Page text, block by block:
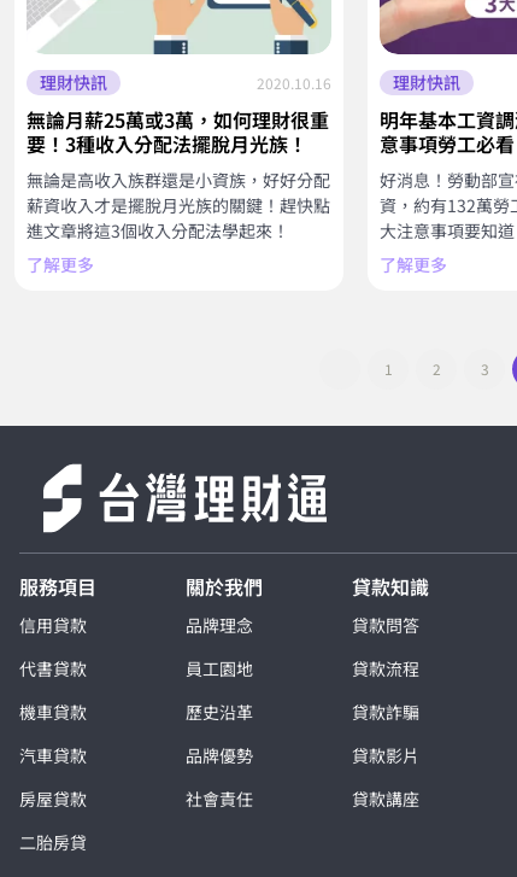
理財快訊 2020.10.16
無論月薪25萬或3萬，如何理財很重
要！3種收入分配法擺脫月光族！
無論是高收入族群還是小資族，好好分配
薪資收入才是擺脫月光族的關鍵！趕快點
進文章將這3個收入分配法學起來！
了解更多
理財快訊
明年基本工資
意事項勞工必看
好消息！勞動部
資，約有132萬勞
大注意事項要知道
了解更多
1 2 3
服務項目
信用貸款
代書貸款
機車貸款
汽車貸款
房屋貸款
二胎房貸
關於我們
品牌理念
員工園地
歷史沿革
品牌優勢
社會責任
貸款知識
貸款問答
貸款流程
貸款詐騙
貸款影片
貸款講座